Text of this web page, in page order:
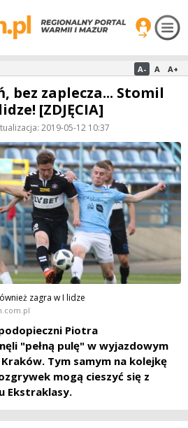
A- A A+
bez zaplecza... Stomil
[ZDJĘCIA]
2019-05-12 10:37
zagra w I lidze
Piotra
"pełną pulę" w wyjazdowym
Tym samym na kolejkę
mogą cieszyć się z
Ekstraklasy.